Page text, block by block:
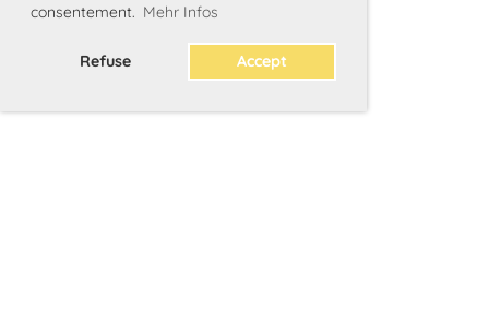
consentement. Mehr Infos
Refuse Accept